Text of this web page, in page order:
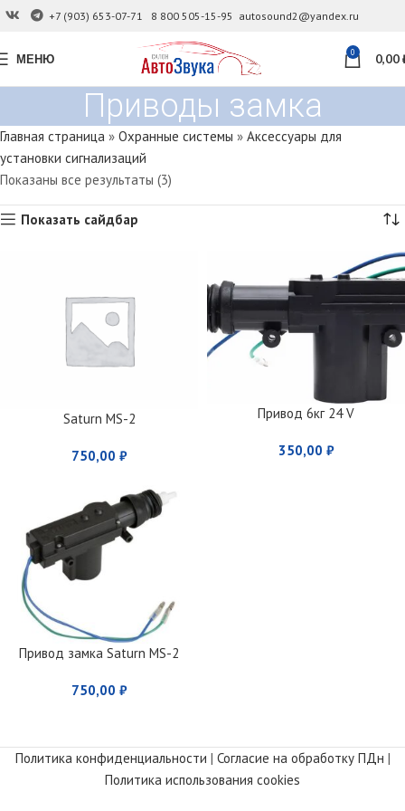
+7 (903) 653-07-71 8 800 505-15-95 autosound2@yandex.ru
МЕНЮ 0 0,00
Приводы замка
Главная страница » Охранные системы » Аксессуары для
установки сигнализаций
Показаны все результаты (3)
Показать сайдбар
Saturn MS-2
750,00 ₽
Привод 6кг 24 V
350,00 ₽
Привод замка Saturn MS-2
750,00 ₽
Политика конфиденциальности | Согласие на обработку ПДн |
Политика использования cookies